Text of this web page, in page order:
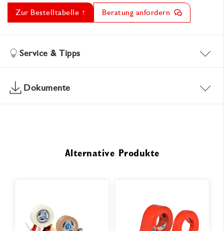
Zur Bestelltabelle ↑ Beratung anfordern
Service & Tipps
Dokumente
Alternative Produkte